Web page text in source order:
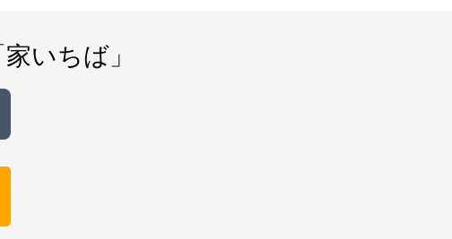
家いちば」